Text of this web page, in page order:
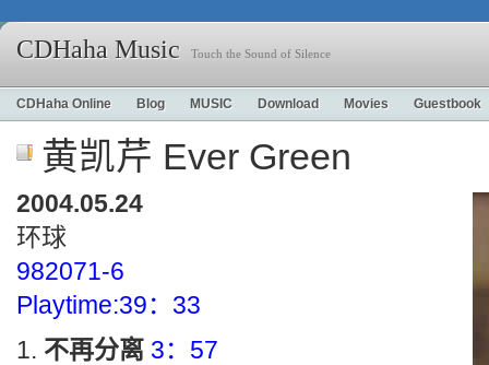
CDHaha Music Touch the Sound of Silence
CDHaha Online Blog MUSIC Download Movies Guestbook
黄凯芹 Ever Green
2004.05.24
环球
982071-6
Playtime:39：33
不再分离 3：57